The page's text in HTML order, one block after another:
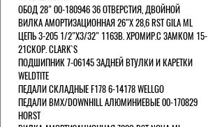
ОБОД 28" 00-180946 36 ОТВЕРСТИЯ, ДВОЙНОЙ
ВИЛКА АМОРТИЗАЦИОННАЯ 26"Х 28,6 RST GILA ML
ЦЕПЬ 3-205 1/2"X3/32" 116ЗВ. ХРОМИР.С ЗАМКОМ 15-
21СКОР. CLARK`S
ПОДШИПНИК 7-06145 ЗАДНЕЙ ВТУЛКИ И КАРЕТКИ
WELDTITE
ПЕДАЛИ СКЛАДНЫЕ F178 6-14178 WELLGO
ПЕДАЛИ BMX/DOWNHILL АЛЮМИНИЕВЫЕ 00-170829
HORST